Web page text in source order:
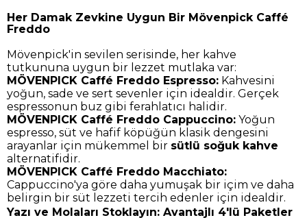
Her Damak Zevkine Uygun Bir Mövenpick Caffé
Freddo
Mövenpick'in sevilen serisinde, her kahve
tutkununa uygun bir lezzet mutlaka var:
MÖVENPICK Caffé Freddo Espresso: Kahvesini
yoğun, sade ve sert sevenler için idealdir. Gerçek
espressonun buz gibi ferahlatıcı halidir.
MÖVENPICK Caffé Freddo Cappuccino: Yoğun
espresso, süt ve hafif köpüğün klasik dengesini
arayanlar için mükemmel bir sütlü soğuk kahve
alternatifidir.
MÖVENPICK Caffé Freddo Macchiato:
Cappuccino'ya göre daha yumuşak bir içim ve daha
belirgin bir süt lezzeti tercih edenler için idealdir.
Yazı ve Molaları Stoklayın: Avantajlı 4'lü Paketler